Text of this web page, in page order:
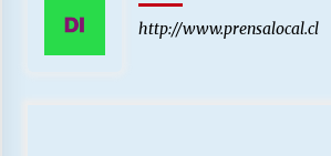
http://www.prensalocal.cl